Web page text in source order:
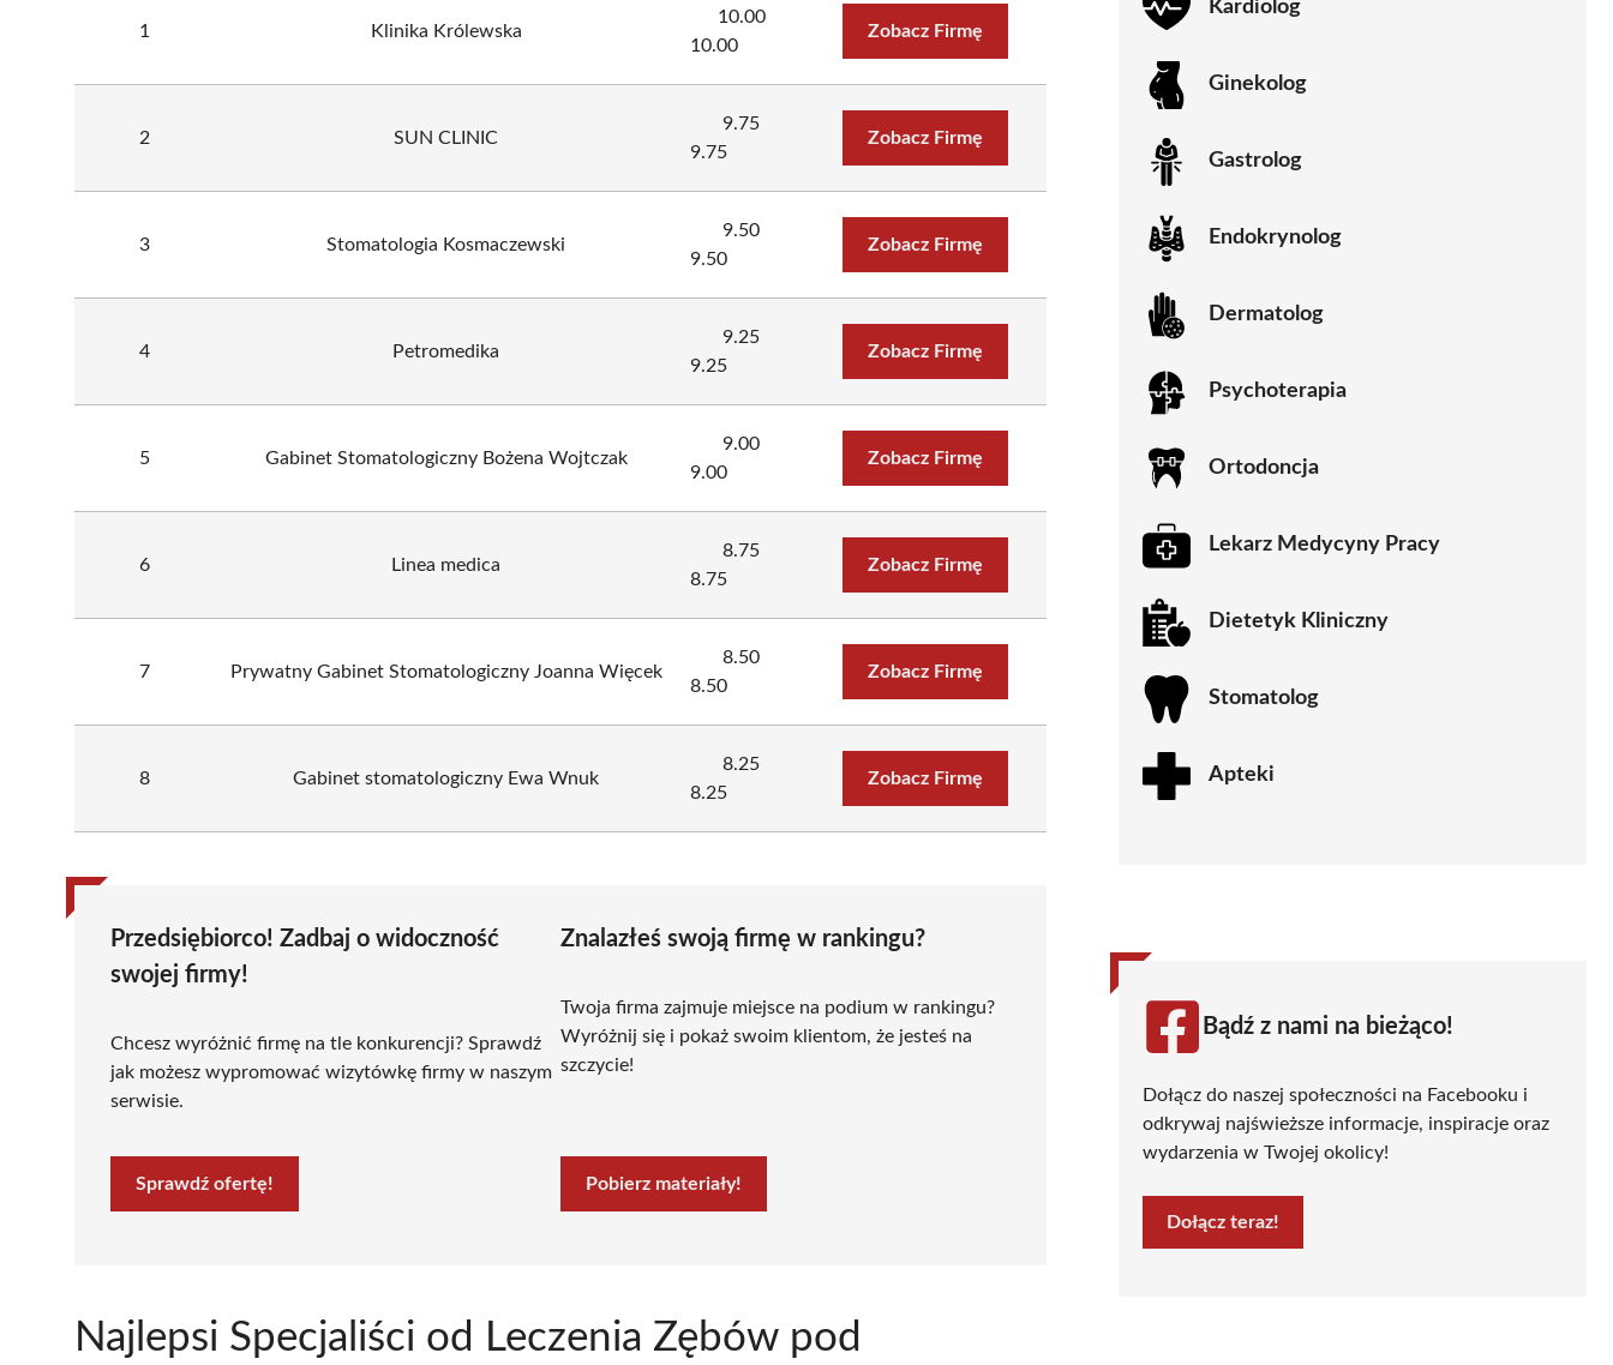
1 Klinika Królewska
10.00
10.00
Zobacz Firmę
2 SUN CLINIC
9.75
9.75
Zobacz Firmę
3 Stomatologia Kosmaczewski
9.50
9.50
Zobacz Firmę
4 Petromedika
9.25
9.25
Zobacz Firmę
5 Gabinet Stomatologiczny Bożena Wojtczak
9.00
9.00
Zobacz Firmę
6 Linea medica
8.75
8.75
Zobacz Firmę
7 Prywatny Gabinet Stomatologiczny Joanna Więcek
8.50
8.50
Zobacz Firmę
8 Gabinet stomatologiczny Ewa Wnuk
8.25
8.25
Zobacz Firmę
Przedsiębiorco! Zadbaj o widoczność
swojej firmy!
Chcesz wyróżnić firmę na tle konkurencji? Sprawdź
jak możesz wypromować wizytówkę firmy w naszym
serwisie.
Sprawdź ofertę!
Znalazłeś swoją firmę w rankingu?
Twoja firma zajmuje miejsce na podium w rankingu?
Wyróżnij się i pokaż swoim klientom, że jesteś na
szczycie!
Pobierz materiały!
Najlepsi Specjaliści od Leczenia Zębów pod
Kardiolog
Ginekolog
Gastrolog
Endokrynolog
Dermatolog
Psychoterapia
Ortodoncja
Lekarz Medycyny Pracy
Dietetyk Kliniczny
Stomatolog
Apteki
Bądź z nami na bieżąco!
Dołącz do naszej społeczności na Facebooku i
odkrywaj najświeższe informacje, inspiracje oraz
wydarzenia w Twojej okolicy!
Dołącz teraz!